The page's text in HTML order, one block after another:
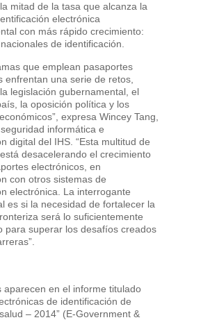
mitad de la tasa que alcanza la
electrónica
con más rápido crecimiento:
de identificación.
que emplean pasaportes
enfrentan una serie de retos,
legislación gubernamental, el
la oposición política y los
expresa Wincey Tang,
informática e
digital del IHS. “Esta multitud de
desacelerando el crecimiento
electrónicos, en
con otros sistemas de
electrónica. La interrogante
es si la necesidad de fortalecer la
será lo suficientemente
para superar los desafíos creados
aparecen en el informe titulado
de identificación de
– 2014” (E-Government &